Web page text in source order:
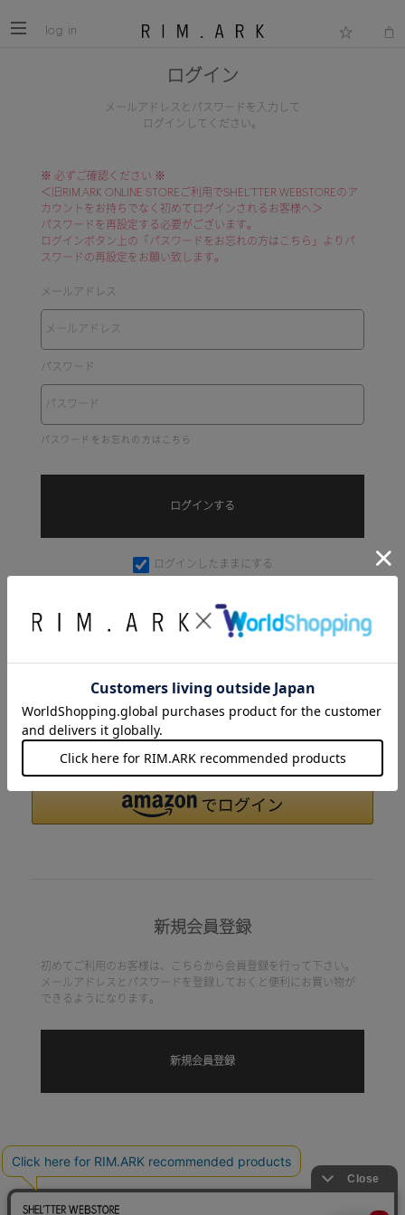
log in
ログイン
メールアドレスとパスワードを入力して
ログインしてください。
※ 必ずご確認ください ※
＜旧RIM.ARK ONLINE STOREご利用でSHEL'TTER WEBSTOREのア
カウントをお持ちでなく初めてログインされるお客様へ＞
パスワードを再設定する必要がございます。
ログインボタン上の「パスワードをお忘れの方はこちら」よりパ
スワードの再設定をお願い致します。
メールアドレス
パスワード
パスワードをお忘れの方はこちら
ログインしたままにする
Amazonアカウントをお持ちの方
Amazonアカウントを利用してログインすることができます。
新規会員登録
初めてご利用のお客様は、こちらから会員登録を行って下さい。
メールアドレスとパスワードを登録しておくと便利にお買い物が
できるようになります。